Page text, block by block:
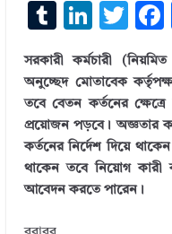
T
m
bl
r
Li
n
k
e
dI
n
T
it
te
r
সরকারী কর্মচারী
অনুচ্ছেদ মোতাবেক
তবে বেতন কর্তনের
প্রয়োজন পড়বে। অজ্ঞতার
কর্তনের নির্দেশ দিয়ে
থাকেন তবে নিয়োগ কারী
আবেদন করতে পারেন।